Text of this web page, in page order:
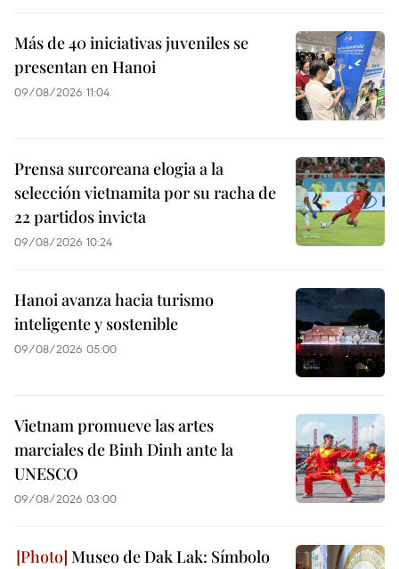
Más de 40 iniciativas juveniles se
presentan en Hanoi
09/08/2026 11:04
Prensa surcoreana elogia a la
selección vietnamita por su racha de
22 partidos invicta
09/08/2026 10:24
Hanoi avanza hacia turismo
inteligente y sostenible
09/08/2026 05:00
Vietnam promueve las artes
marciales de Binh Dinh ante la
UNESCO
09/08/2026 03:00
Museo de Dak Lak: Símbolo